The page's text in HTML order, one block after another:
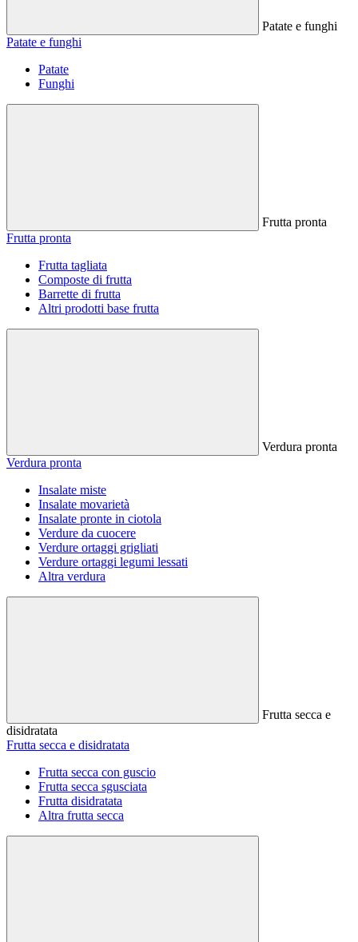
Patate e funghi
Patate e funghi
Patate
Funghi
Frutta pronta
Frutta pronta
Frutta tagliata
Composte di frutta
Barrette di frutta
Altri prodotti base frutta
Verdura pronta
Verdura pronta
Insalate miste
Insalate movarietà
Insalate pronte in ciotola
Verdure da cuocere
Verdure ortaggi grigliati
Verdure ortaggi legumi lessati
Altra verdura
Frutta secca e
disidratata
Frutta secca e disidratata
Frutta secca con guscio
Frutta secca sgusciata
Frutta disidratata
Altra frutta secca